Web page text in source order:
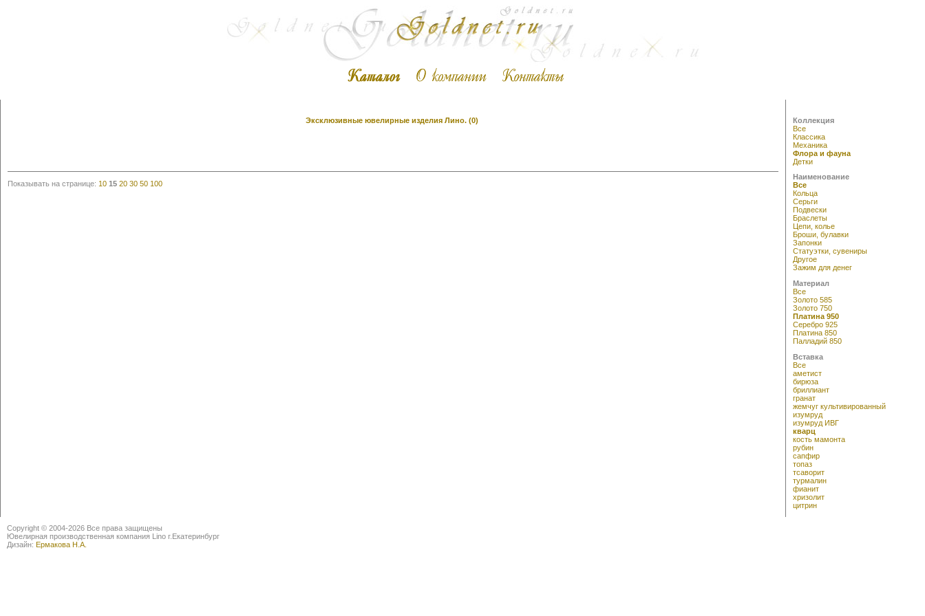
Эксклюзивные ювелирные изделия Лино. (0)
Показывать на странице: 10 15 20 30 50 100
Коллекция
Все
Классика
Механика
Флора и фауна
Детки
Наименование
Все
Кольца
Серьги
Подвески
Браслеты
Цепи, колье
Броши, булавки
Запонки
Статуэтки, сувениры
Другое
Зажим для денег
Материал
Все
Золото 585
Золото 750
Платина 950
Серебро 925
Платина 850
Палладий 850
Вставка
Все
аметист
бирюза
бриллиант
гранат
жемчуг культивированный
изумруд
изумруд ИВГ
кварц
кость мамонта
рубин
сапфир
топаз
тсаворит
турмалин
фианит
хризолит
цитрин
Copyright © 2004-2026 Все права защищены
Ювелирная производственная компания Lino г.Екатеринбург
Дизайн: Ермакова Н.А.